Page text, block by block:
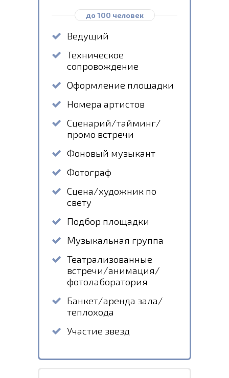
до 100 человек
Ведущий
Техническое
сопровождение
Оформление площадки
Номера артистов
Сценарий/тайминг/
промо встречи
Фоновый музыкант
Фотограф
Сцена/художник по
свету
Подбор площадки
Музыкальная группа
Театрализованные
встречи/анимация/
фотолаборатория
Банкет/аренда зала/
теплохода
Участие звезд